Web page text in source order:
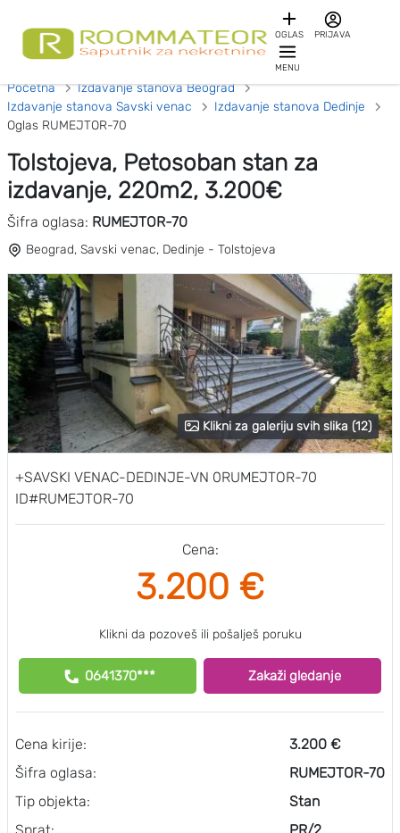
OGLAS PRIJAVA
MENU
Početna
Izdavanje stanova Beograd
Izdavanje stanova Savski venac
Izdavanje stanova Dedinje
Oglas RUMEJTOR-70
Tolstojeva, Petosoban stan za
izdavanje, 220m2, 3.200€
Šifra oglasa: RUMEJTOR-70
Beograd, Savski venac, Dedinje - Tolstojeva
Klikni za galeriju svih slika (12)
+SAVSKI VENAC-DEDINJE-VN 0RUMEJTOR-70
ID#RUMEJTOR-70
Cena:
3.200 €
Klikni da pozoveš ili pošalješ poruku
0641370*** Zakaži gledanje
Cena kirije:
Šifra oglasa:
Tip objekta:
3.200 €
RUMEJTOR-70
Stan